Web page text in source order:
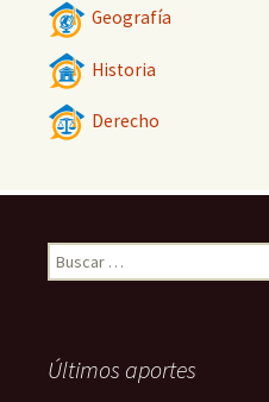
Geografía
Historia
Derecho
Buscar:
Últimos aportes